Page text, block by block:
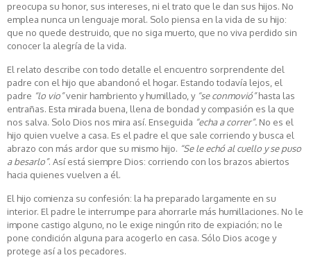
preocupa su honor, sus intereses, ni el trato que le dan sus hijos. No
emplea nunca un lenguaje moral. Solo piensa en la vida de su hijo:
que no quede destruido, que no siga muerto, que no viva perdido sin
conocer la alegría de la vida.
El relato describe con todo detalle el encuentro sorprendente del
padre con el hijo que abandonó el hogar. Estando todavía lejos, el
padre “lo vio”venir hambriento y humillado, y “se conmovió”hasta las
entrañas. Esta mirada buena, llena de bondad y compasión es la que
nos salva. Solo Dios nos mira así. Enseguida “echa a correr”. No es el
hijo quien vuelve a casa. Es el padre el que sale corriendo y busca el
abrazo con más ardor que su mismo hijo. “Se le echó al cuello y se puso
a besarlo”. Así está siempre Dios: corriendo con los brazos abiertos
hacia quienes vuelven a él.
El hijo comienza su confesión: la ha preparado largamente en su
interior. El padre le interrumpe para ahorrarle más humillaciones. No le
impone castigo alguno, no le exige ningún rito de expiación; no le
pone condición alguna para acogerlo en casa. Sólo Dios acoge y
protege así a los pecadores.